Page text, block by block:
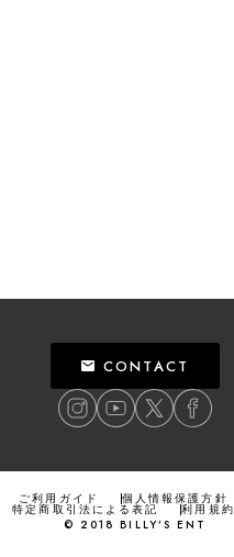
CONTACT
ご利用ガイド 個人情報保護方針
特定商取引法による表記
利用規約
© 2018 BILLY’S ENT